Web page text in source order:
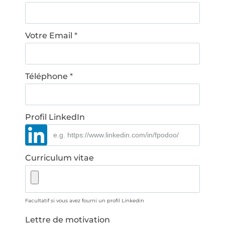
Votre Email *
Téléphone *
Profil LinkedIn
Curriculum vitae
Facultatif si vous avez fourni un profil Linkedin
Lettre de motivation